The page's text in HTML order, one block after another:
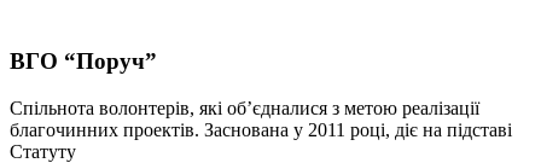
ВГО “Поруч”
Спільнота волонтерів, які об’єдналися з метою реалізації
благочинних проектів. Заснована у 2011 році, діє на підставі
Статуту